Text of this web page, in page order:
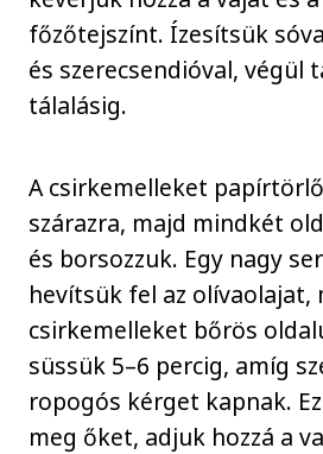
főzőtejszínt. Ízesítsük
és szerecsendióval, végül
tálalásig.
A csirkemelleket
szárazra, majd mindkét
és borsozzuk. Egy nagy
hevítsük fel az olívaolajat,
csirkemelleket bőrös
süssük 5–6 percig, amíg
ropogós kérget kapnak.
meg őket, adjuk hozzá a